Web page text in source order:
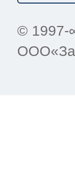
© 1997-